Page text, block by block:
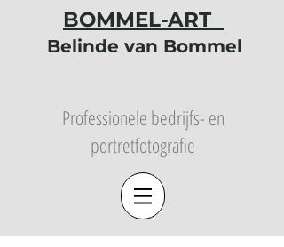
BOMMEL-ART
Belinde van Bommel
Professionele bedrijfs- en
portretfotografie